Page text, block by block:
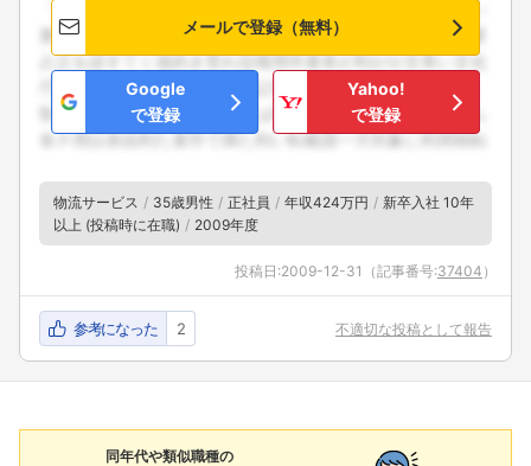
メールで登録（無料）
Google
で登録
Yahoo!
で登録
物流サービス 35歳男性 正社員 年収424万円
新卒入社 10年
以上 (投稿時に在職)
2009年度
投稿日:2009-12-31 （記事番号:37404 ）
参考になった 2 不適切な投稿として報告
同年代や類似職種の